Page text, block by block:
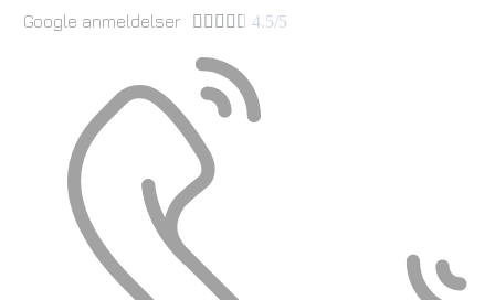
Google anmeldelser      4.5/5